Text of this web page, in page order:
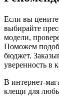
Если вы цените
выбирайте
модели,
Поможем
бюджет.
уверенность в
В интернет-
клещи для